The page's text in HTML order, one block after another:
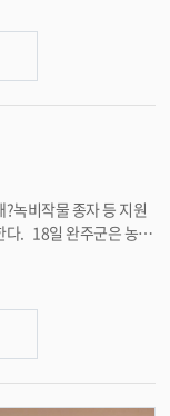
생산 농가들의 설명을
완주군 대표 공동체 농
하기도 했다. 또한, 생
어려움을 듣는 등 서로
생산자와 소비자의 거
고 밝혔다. <담당
업
써 지속가능한 친환경
원하는 사업으로 202